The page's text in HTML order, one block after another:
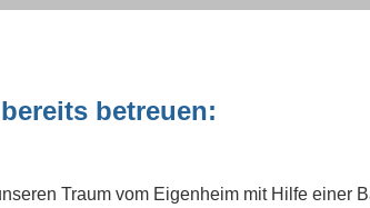
betreuen:
Traum vom Eigenheim mit Hilfe einer